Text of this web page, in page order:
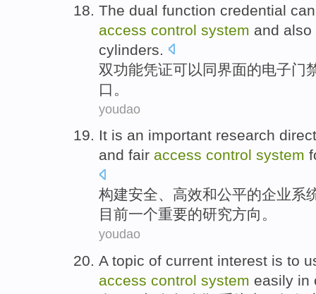
The dual function credential can
access control system and
cylinders
双功能凭证可以 同界面的电子门
口。
youdao
It is an important research
and fair access control system
构建安全、 高效和公平的企业系
目前一个重要的研究方向 。
youdao
A topic of current interest is to
access control system easily in